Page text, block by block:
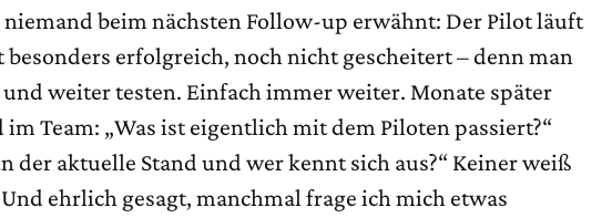
niemand beim nächsten Follow-up erwähnt: Der Pilot läuft
erfolgreich, noch nicht gescheitert – denn man
weiter testen. Einfach immer weiter. Monate später
Team: „Was ist eigentlich mit dem Piloten passiert?“
der aktuelle Stand und wer kennt sich aus?“ Keiner weiß
ehrlich gesagt, manchmal frage ich mich etwas